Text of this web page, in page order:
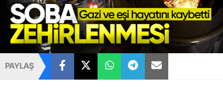
PAYLAŞ